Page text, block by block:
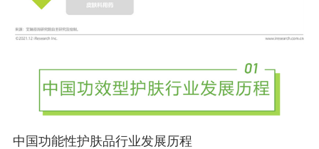
中国功能性护肤品行业发展历程